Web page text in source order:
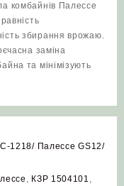
комбайнів Палессе
збирання врожаю.
заміна
та мінімізують
1218/ Палессе GS12/
, КЗР 1504101 ,